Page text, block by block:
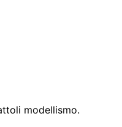
modellismo.